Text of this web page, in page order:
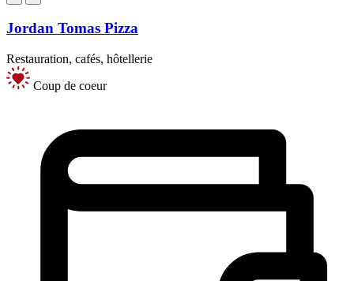
Jordan Tomas Pizza
Restauration, cafés, hôtellerie
Coup de coeur